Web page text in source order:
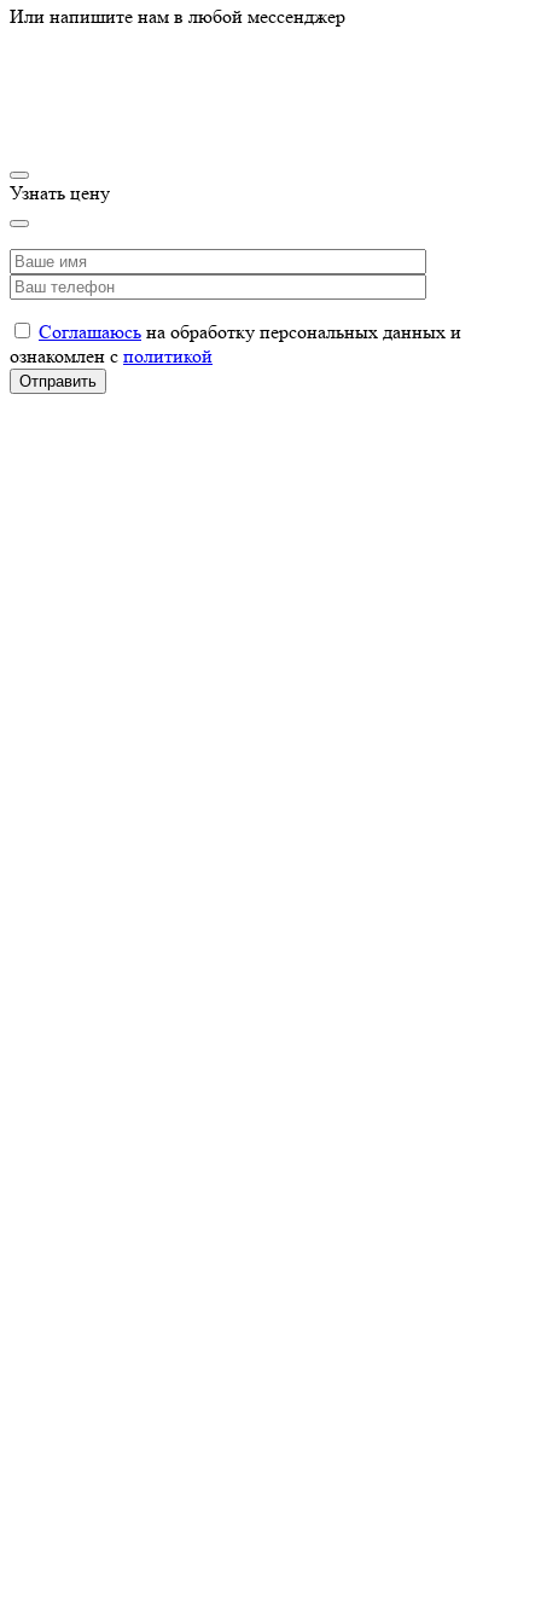
Или напишите нам в любой мессенджер
Узнать цену
Соглашаюсь на обработку персональных данных и
ознакомлен с политикой